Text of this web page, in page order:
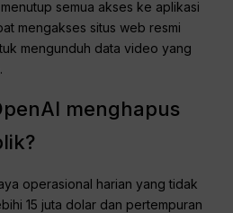
semua akses ke aplikasi
mengakses situs web resmi
mengunduh data video yang
menghapus
operasional harian yang tidak
15 juta dolar dan pertempuran